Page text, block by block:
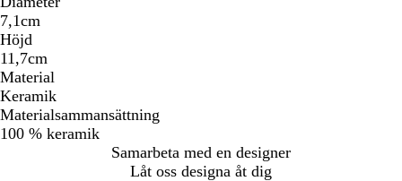
7,1cm
Höjd
11,7cm
Material
Keramik
Materialsammansättning
100 % keramik
Samarbeta med en designer
Låt oss designa åt dig